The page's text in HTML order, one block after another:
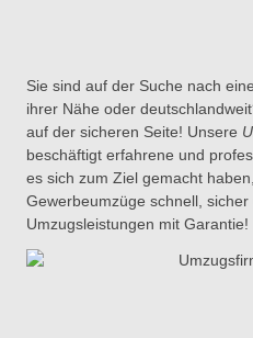
Sie sind auf der Suche nach
ihrer Nähe oder
auf der sicheren Seite! Unsere
beschäftigt erfahrene und
es sich zum Ziel gemacht
Gewerbeumzüge schnell,
Umzugsleistungen mit Garantie!